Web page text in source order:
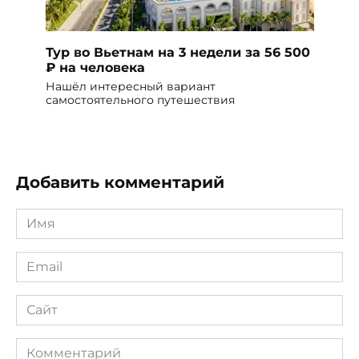
Тур во Вьетнам на 3 недели за 56 500
₽ на человека
Нашёл интересный вариант
самостоятельного путешествия
Добавить комментарий
Имя
Email
Сайт
Комментарий